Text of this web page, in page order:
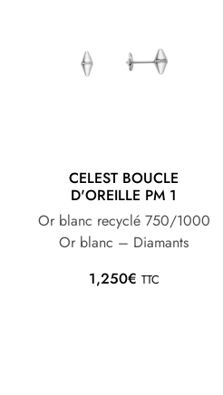
CELEST BOUCLE
D'OREILLE PM 1
Or blanc recyclé 750/1000
Or blanc – Diamants
1,250€ TTC